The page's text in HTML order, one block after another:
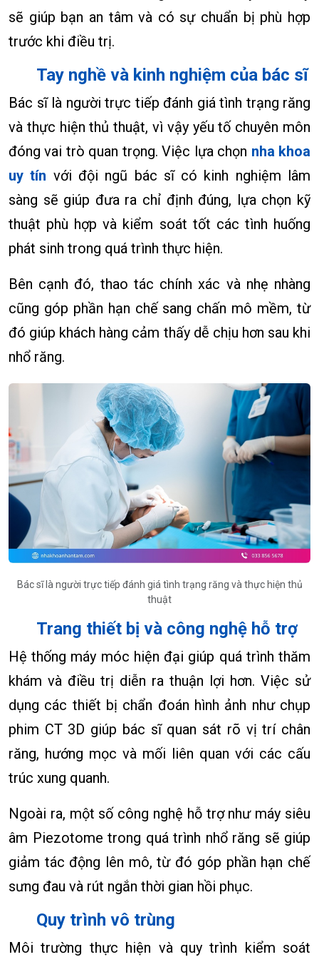
sẽ giúp bạn an tâm và có sự chuẩn bị phù hợp
trước khi điều trị.
Tay nghề và kinh nghiệm của bác sĩ
Bác sĩ là người trực tiếp đánh giá tình trạng răng
và thực hiện thủ thuật, vì vậy yếu tố chuyên môn
đóng vai trò quan trọng. Việc lựa chọn nha khoa
uy tín với đội ngũ bác sĩ có kinh nghiệm lâm
sàng sẽ giúp đưa ra chỉ định đúng, lựa chọn kỹ
thuật phù hợp và kiểm soát tốt các tình huống
phát sinh trong quá trình thực hiện.
Bên cạnh đó, thao tác chính xác và nhẹ nhàng
cũng góp phần hạn chế sang chấn mô mềm, từ
đó giúp khách hàng cảm thấy dễ chịu hơn sau khi
nhổ răng.
Bác sĩ là người trực tiếp đánh giá tình trạng răng và thực hiện thủ
thuật
Trang thiết bị và công nghệ hỗ trợ
Hệ thống máy móc hiện đại giúp quá trình thăm
khám và điều trị diễn ra thuận lợi hơn. Việc sử
dụng các thiết bị chẩn đoán hình ảnh như chụp
phim CT 3D giúp bác sĩ quan sát rõ vị trí chân
răng, hướng mọc và mối liên quan với các cấu
trúc xung quanh.
Ngoài ra, một số công nghệ hỗ trợ như máy siêu
âm Piezotome trong quá trình nhổ răng sẽ giúp
giảm tác động lên mô, từ đó góp phần hạn chế
sưng đau và rút ngắn thời gian hồi phục.
Quy trình vô trùng
Môi trường thực hiện và quy trình kiểm soát